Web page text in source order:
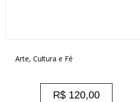
Arte, Cultura e Fé
R$ 120,00